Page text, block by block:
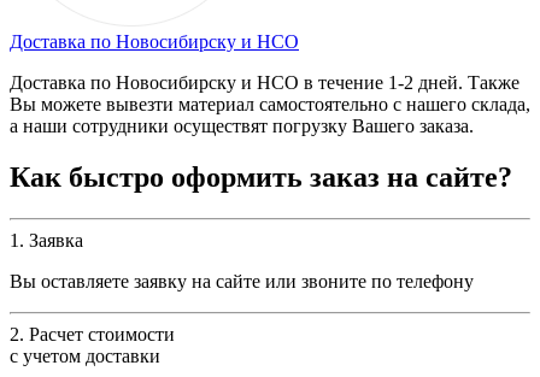
Доставка по Новосибирску и НСО
Доставка по Новосибирску и НСО в течение 1-2 дней. Также
Вы можете вывезти материал самостоятельно с нашего склада,
а наши сотрудники осуществят погрузку Вашего заказа.
Как быстро оформить заказ на сайте?
1. Заявка
Вы оставляете заявку на сайте или звоните по телефону
2. Расчет стоимости
с учетом доставки